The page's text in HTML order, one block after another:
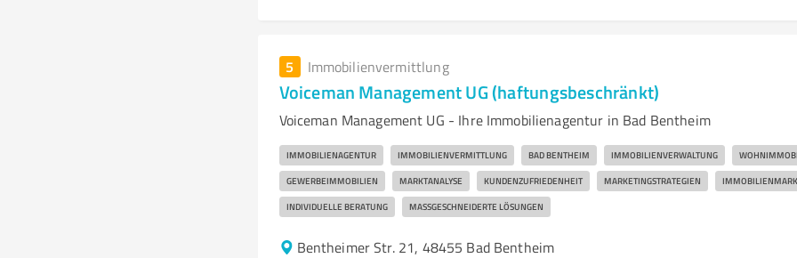
5 Immobilienvermittlung
Voiceman Management UG (haftungsbeschränkt)
Voiceman Management UG - Ihre Immobilienagentur in Bad Bentheim
IMMOBILIENAGENTUR IMMOBILIENVERMITTLUNG BAD BENTHEIM IMMOBILIENVERWALTUNG
GEWERBEIMMOBILIEN MARKTANALYSE KUNDENZUFRIEDENHEIT MARKETINGSTRATEGIEN
INDIVIDUELLE BERATUNG MASSGESCHNEIDERTE LÖSUNGEN
Bentheimer Str. 21, 48455 Bad Bentheim